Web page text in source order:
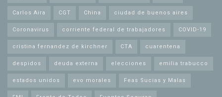
Carlos Aira CGT China ciudad de buenos aires
Coronavirus corriente federal de trabajadores COVID-19
cristina fernandez de kirchner CTA cuarentena
despidos deuda externa elecciones emilia trabucco
estados unidos evo morales Feas Sucias y Malas